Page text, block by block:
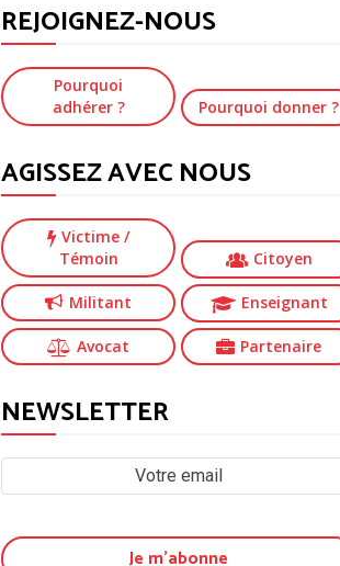
REJOIGNEZ-NOUS
Pourquoi
adhérer ?
Pourquoi donner ?
AGISSEZ AVEC NOUS
Victime/
Témoin
Citoyen
Militant Enseignant
Avocat Partenaire
NEWSLETTER